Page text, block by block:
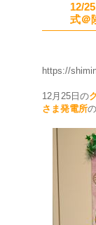
12/
式＠
https://
12月25日の
さま発電所の